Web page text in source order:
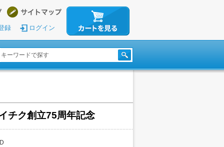
録 ログイン
チク創立75周年記念